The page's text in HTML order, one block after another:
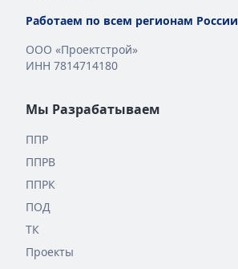
Работаем по всем регионам России
ООО «Проектстрой»
ИНН 7814714180
Мы Разрабатываем
ППР
ППРВ
ППРК
ПОД
ТК
Проекты